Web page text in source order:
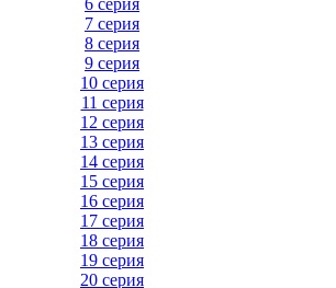
6 серия
7 серия
8 серия
9 серия
10 серия
11 серия
12 серия
13 серия
14 серия
15 серия
16 серия
17 серия
18 серия
19 серия
20 серия